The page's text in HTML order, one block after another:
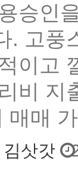
승인
. 고풍
이고
비 지
매매
삿갓